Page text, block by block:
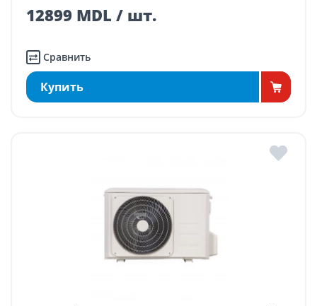
12899 MDL / шт.
Сравнить
Купить